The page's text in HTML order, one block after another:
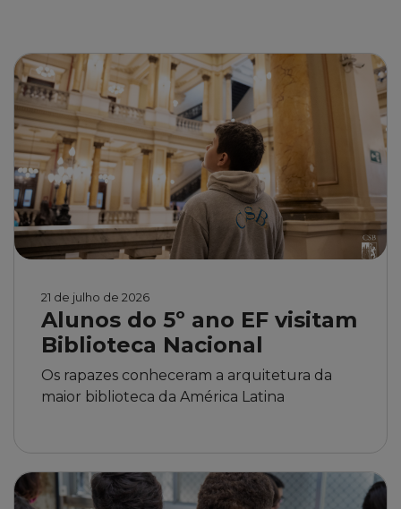
21 de julho de 2026
Alunos do 5º ano EF visitam
Biblioteca Nacional
Os rapazes conheceram a arquitetura da
maior biblioteca da América Latina